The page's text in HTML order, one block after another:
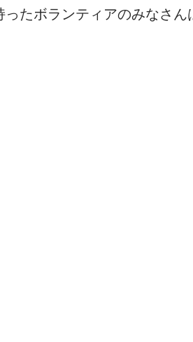
ったボランティアのみなさ